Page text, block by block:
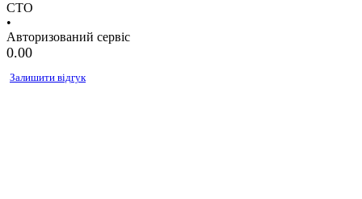
СТО
•
Авторизований сервіс
0.00
Залишити відгук